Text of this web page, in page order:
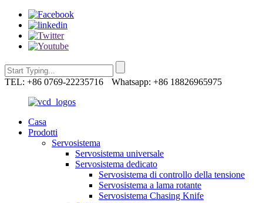
TEL: +86 0769-22235716 Whatsapp: +86 18826965975
Casa
Prodotti
Servosistema
Servosistema universale
Servosistema dedicato
Servosistema di controllo della tensione
Servosistema a lama rotante
Servosistema Chasing Knife